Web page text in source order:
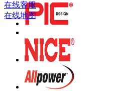
在线客服
在线地图